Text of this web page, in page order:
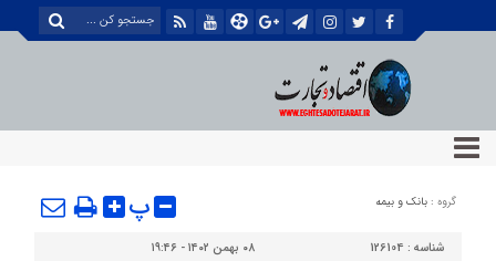
گروه : بانک و بیمه پ
شناسه : 126104
۰۸ بهمن ۱۴۰۲ - ۱۹:۴۶